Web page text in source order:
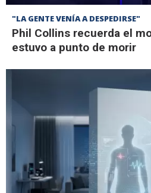
"LA GENTE VENÍA A DESPEDIRSE"
Phil Collins recuerda el
estuvo a punto de morir